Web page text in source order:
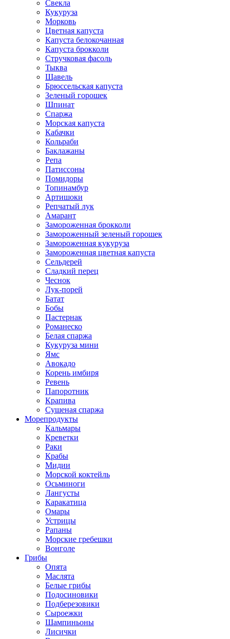
Свекла
Кукуруза
Морковь
Цветная капуста
Капуста белокочанная
Капуста брокколи
Стручковая фасоль
Тыква
Щавель
Брюссельская капуста
Зеленый горошек
Шпинат
Спаржа
Морская капуста
Кабачки
Кольраби
Баклажаны
Репа
Патиссоны
Помидоры
Топинамбур
Артишоки
Репчатый лук
Амарант
Замороженная брокколи
Замороженный зеленый горошек
Замороженная кукуруза
Замороженная цветная капуста
Сельдерей
Сладкий перец
Чеснок
Лук-порей
Батат
Бобы
Пастернак
Романеско
Белая спаржа
Кукуруза мини
Ямс
Авокадо
Корень имбиря
Ревень
Папоротник
Крапива
Сушеная спаржа
Морепродукты
Кальмары
Креветки
Раки
Крабы
Мидии
Морской коктейль
Осьминоги
Лангусты
Каракатица
Омары
Устрицы
Рапаны
Морские гребешки
Вонголе
Грибы
Опята
Маслята
Белые грибы
Подосиновики
Подберезовики
Сыроежки
Шампиньоны
Лисички